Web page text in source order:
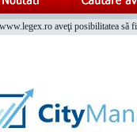
aveţi posibilitatea să